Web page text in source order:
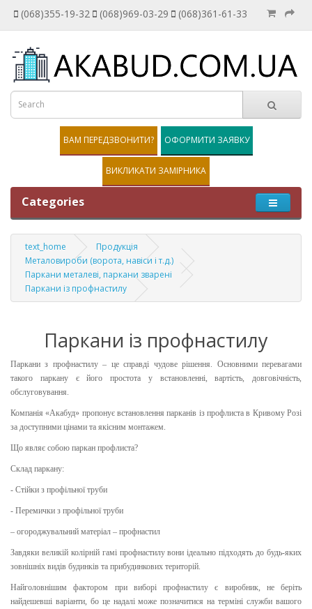
(068)355-19-32 (068)969-03-29 (068)361-61-33
ВАМ ПЕРЕДЗВОНИТИ? ОФОРМИТИ ЗАЯВКУ
ВИКЛИКАТИ ЗАМІРНИКА
Categories
text_home
Продукція
Металовироби (ворота, навіси і т.д.)
Паркани металеві, паркани зварені
Паркани із профнастилу
Паркани із профнастилу
Паркани з профнастилу – це справді чудове рішення. Основними перевагами
такого паркану є його простота у встановленні, вартість, довговічність,
обслуговування.
Компанія «Акабуд» пропонує встановлення парканів із профлиста в Кривому Розі
за доступними цінами та якісним монтажем.
Що являє собою паркан профлиста?
Склад паркану:
- Стійки з профільної труби
- Перемички з профільної труби
– огороджувальний матеріал – профнастил
Завдяки великій колірній гамі профнастилу вони ідеально підходять до будь-яких
зовнішніх видів будинків та прибудинкових територій.
Найголовнішим фактором при виборі профнастилу є виробник, не беріть
найдешевші варіанти, бо це надалі може позначитися на терміні служби вашого